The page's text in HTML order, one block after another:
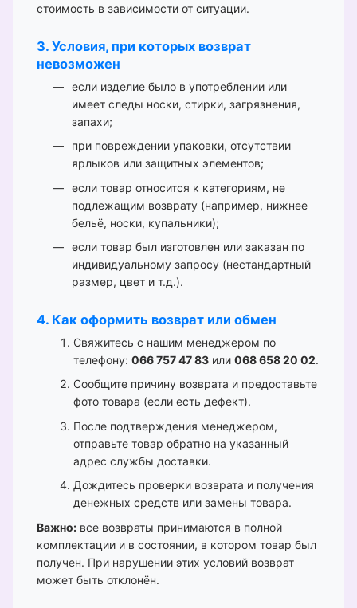
стоимость в зависимости от ситуации.
3. Условия, при которых возврат
невозможен
если изделие было в употреблении или
имеет следы носки, стирки, загрязнения,
запахи;
при повреждении упаковки, отсутствии
ярлыков или защитных элементов;
если товар относится к категориям, не
подлежащим возврату (например, нижнее
бельё, носки, купальники);
если товар был изготовлен или заказан по
индивидуальному запросу (нестандартный
размер, цвет и т.д.).
4. Как оформить возврат или обмен
Свяжитесь с нашим менеджером по
телефону: 066 757 47 83 или 068 658 20 02.
Сообщите причину возврата и предоставьте
фото товара (если есть дефект).
После подтверждения менеджером,
отправьте товар обратно на указанный
адрес службы доставки.
Дождитесь проверки возврата и получения
денежных средств или замены товара.
Важно: все возвраты принимаются в полной
комплектации и в состоянии, в котором товар был
получен. При нарушении этих условий возврат
может быть отклонён.